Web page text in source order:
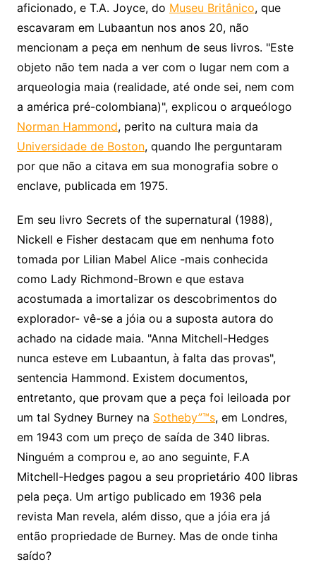
aficionado, e T.A. Joyce, do Museu Britânico, que
escavaram em Lubaantun nos anos 20, não
mencionam a peça em nenhum de seus livros. "Este
objeto não tem nada a ver com o lugar nem com a
arqueologia maia (realidade, até onde sei, nem com
a américa pré-colombiana)", explicou o arqueólogo
Norman Hammond, perito na cultura maia da
Universidade de Boston, quando lhe perguntaram
por que não a citava em sua monografia sobre o
enclave, publicada em 1975.
Em seu livro Secrets of the supernatural (1988),
Nickell e Fisher destacam que em nenhuma foto
tomada por Lilian Mabel Alice -mais conhecida
como Lady Richmond-Brown e que estava
acostumada a imortalizar os descobrimentos do
explorador- vê-se a jóia ou a suposta autora do
achado na cidade maia. "Anna Mitchell-Hedges
nunca esteve em Lubaantun, à falta das provas",
sentencia Hammond. Existem documentos,
entretanto, que provam que a peça foi leiloada por
um tal Sydney Burney na Sotheby”™s, em Londres,
em 1943 com um preço de saída de 340 libras.
Ninguém a comprou e, ao ano seguinte, F.A
Mitchell-Hedges pagou a seu proprietário 400 libras
pela peça. Um artigo publicado em 1936 pela
revista Man revela, além disso, que a jóia era já
então propriedade de Burney. Mas de onde tinha
saído?